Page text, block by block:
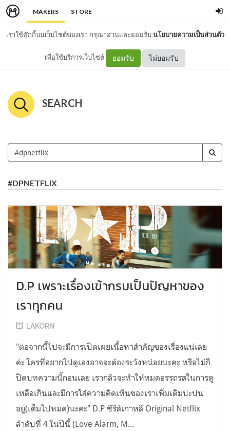
MAKERS STORE
เราใช้คุ๊กกี้บนเว็บไซต์ของเรา กรุณาอ่านและยอมรับนโยบายความเป็นส่วนตัว
เพื่อใช้บริการเว็บไซต์ ยอมรับ ไม่ยอมรับ
SEARCH
#DPNETFLIX
D.P เพราะเรื่องเข้ากรมเป็นปัญหาของ
เราทุกคน
LAKORN
"ต่อจากนี้ไปจะมีการเปิดเผยเนื้อหาสำคัญของเรื่องแน่เลย
ค่ะ ใครที่อยากไปดูเองอาจจะต้องระวังหน่อยนะคะ หรือไม่ก็
ปิดบทความนี้ก่อนเลย เรากลัวจะทำให้หมดอรรถรสในการดู
เหลือเกินและมีการใส่ความคิดเห็นของเราเพิ่มเติมปะปน
อยู่(เต็มไปหมด)นะคะ" D.P ซีรีส์เกาหลี Original Netflix
ลำดับที่ 4 ในปีนี้ (Love Alarm, M...